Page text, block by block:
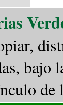
bajo
de